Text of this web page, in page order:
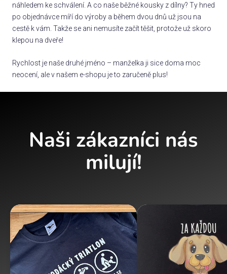
náhledem ke schválení. A co naše běžné kousky z dílny? Ty hned
po objednávce míří do výroby a během dvou dnů už jsou na
cestě k vám. Takže se ani nemusíte začít těšit, protože už skoro
klepou na dveře!
Rychlost je naše druhé jméno – manželka ji sice doma moc
neocení, ale v našem e-shopu je to zaručeně plus!
Naši zákazníci nás
milují!